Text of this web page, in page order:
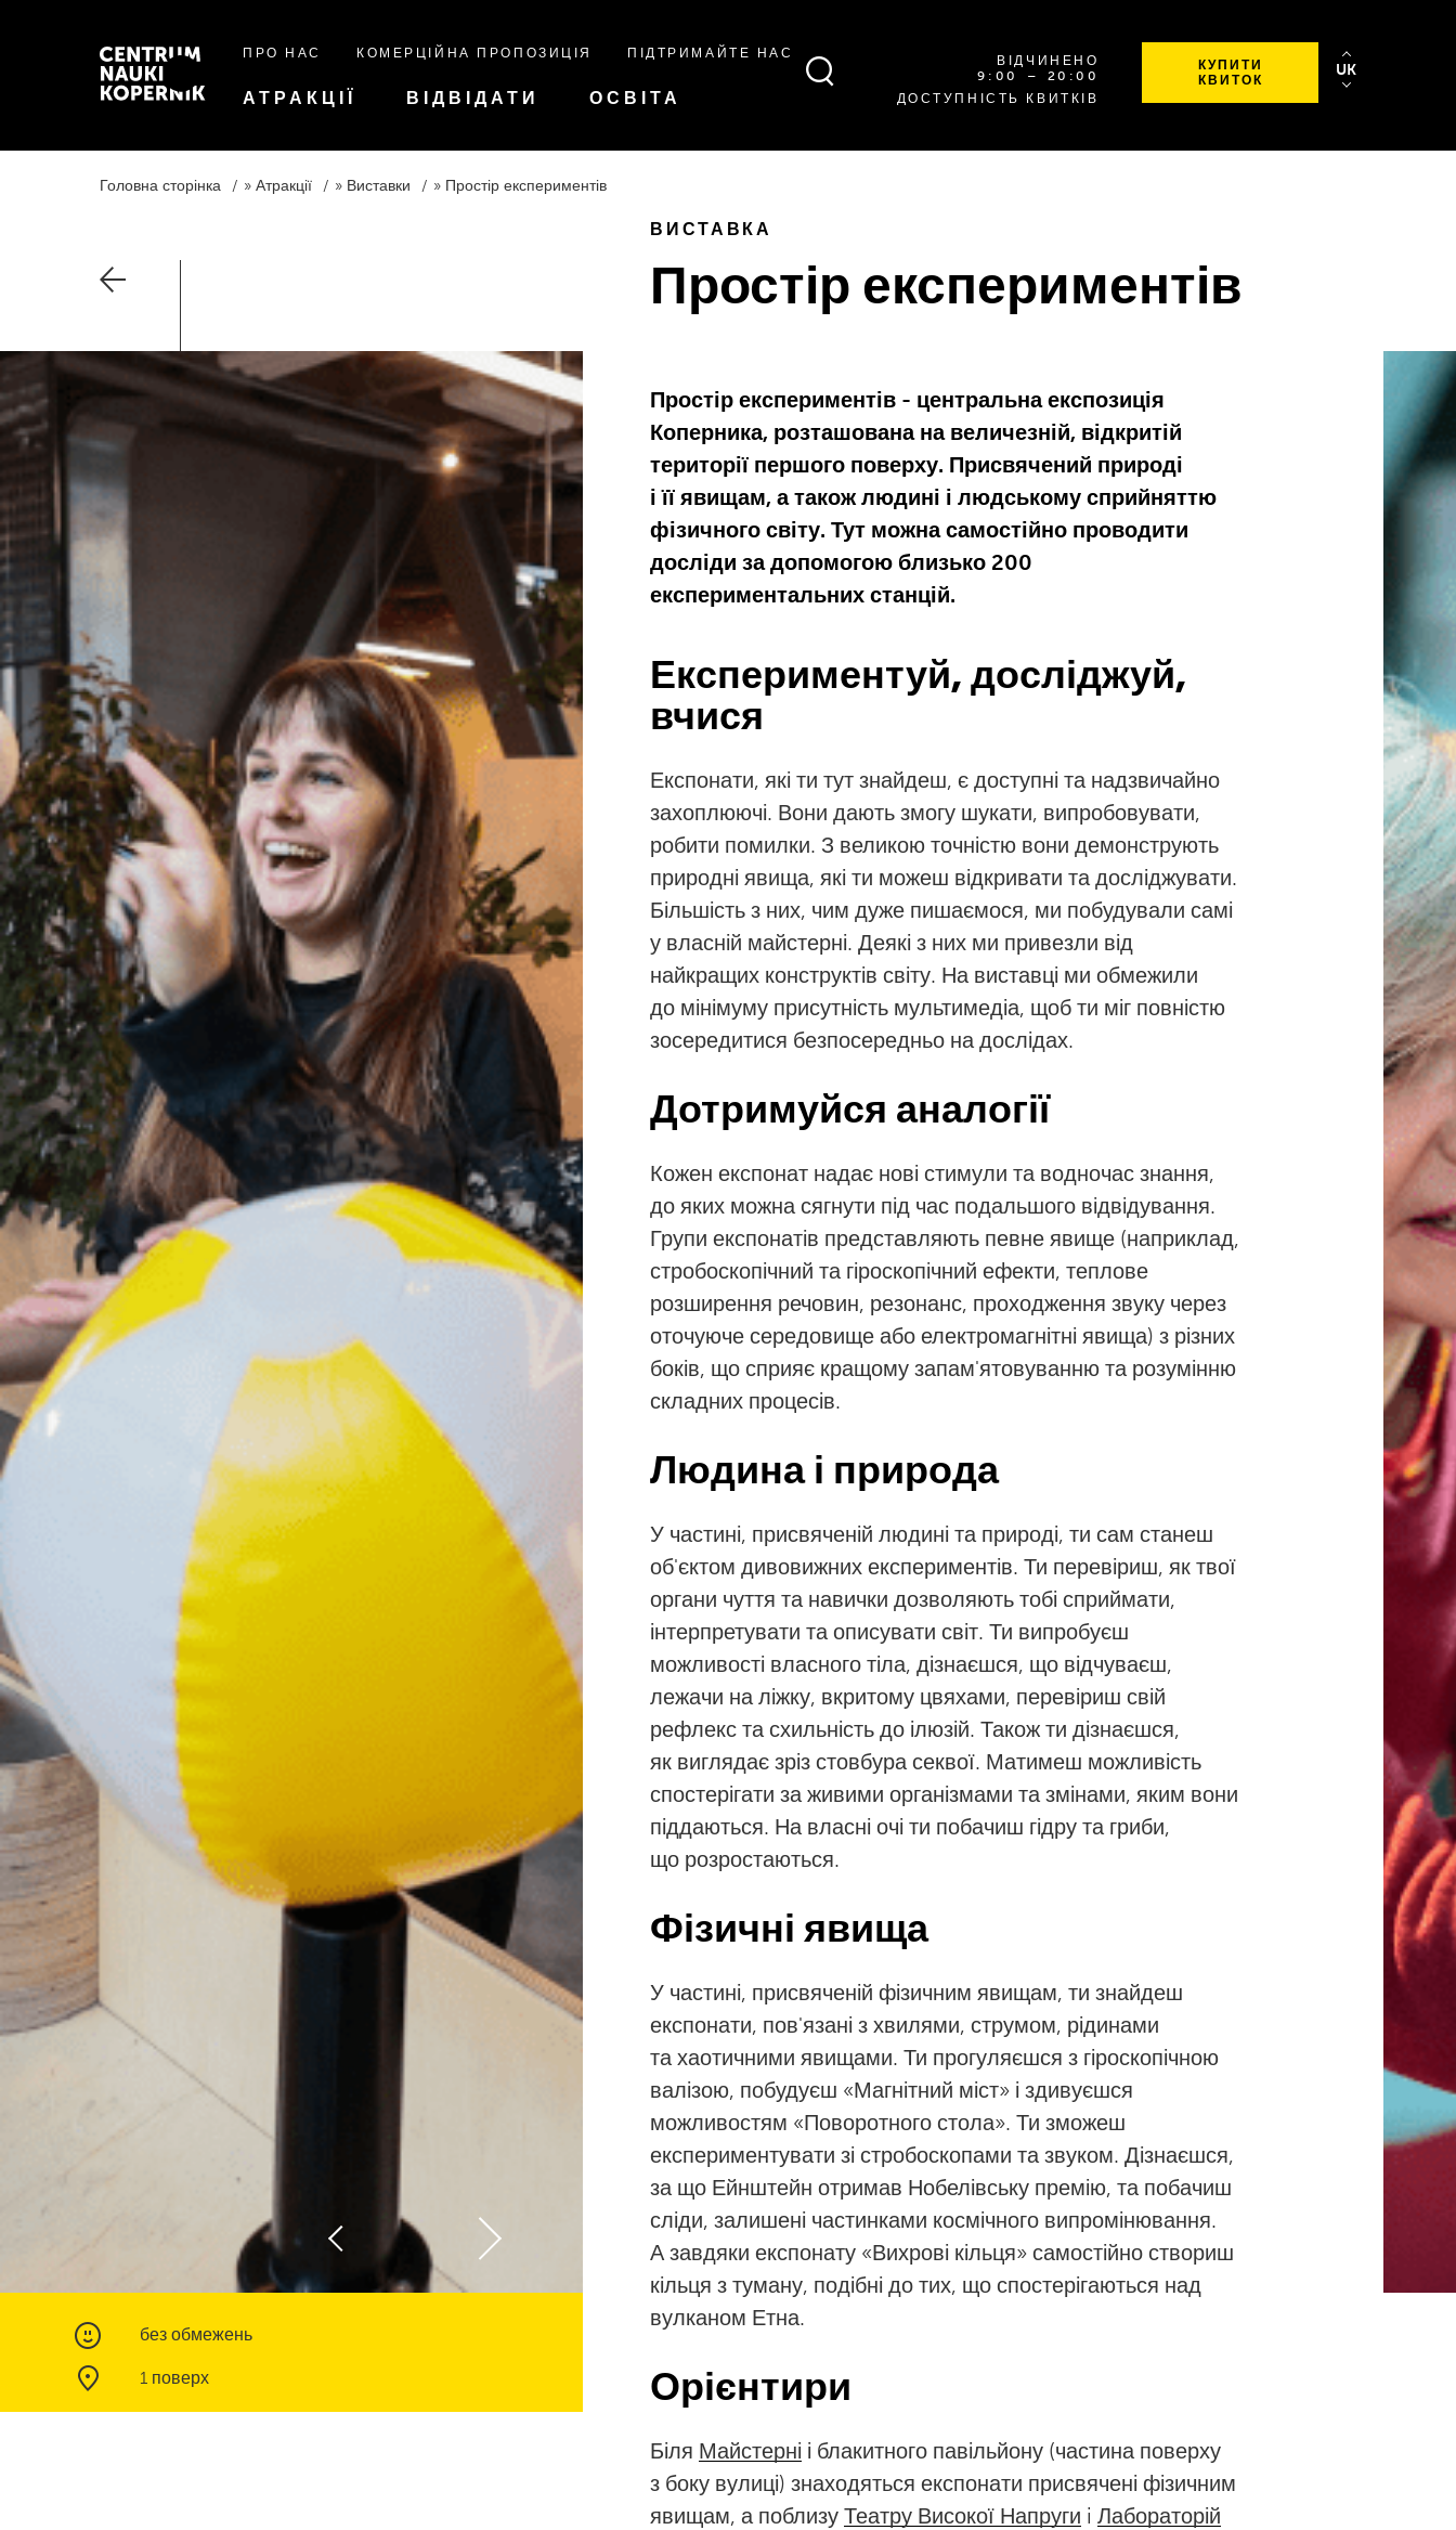
UK
ПРО НАС КОМЕРЦІЙНА ПРОПОЗИЦІЯ ПІДТРИМАЙТЕ НАС
АТРАКЦІЇ ВІДВІДАТИ ОСВІТА
ВІДЧИНЕНО
9 :00 ⁠–⁠ 20 :00
SZCZEGÓŁOWE
GODZINY
ДОСТУПНІСТЬ КВИТКІВ
КУПИТИ
КВИТОК
Головна сторінка Атракції Виставки Простір експериментів
без обмежень
1 поверх
ВИСТАВКА
Простір експериментів
Простір експериментів - центральна експозиція
Коперника, розташована на величезній, відкритій
території першого поверху. Присвячений природі
і її явищам, а також людині і людському сприйняттю
фізичного світу. Тут можна самостійно проводити
досліди за допомогою близько 200
експериментальних станцій.
Експериментуй, досліджуй,
вчися
Експонати, які ти тут знайдеш, є доступні та надзвичайно
захоплюючі. Вони дають змогу шукати, випробовувати,
робити помилки. З великою точністю вони демонструють
природні явища, які ти можеш відкривати та досліджувати.
Більшість з них, чим дуже пишаємося, ми побудували самі
у власній майстерні. Деякі з них ми привезли від
найкращих конструктів світу. На виставці ми обмежили
до мінімуму присутність мультимедіа, щоб ти міг повністю
зосередитися безпосередньо на дослідах.
Дотримуйся аналогії
Кожен експонат надає нові стимули та водночас знання,
до яких можна сягнути під час подальшого відвідування.
Групи експонатів представляють певне явище (наприклад,
стробоскопічний та гіроскопічний ефекти, теплове
розширення речовин, резонанс, проходження звуку через
оточуюче середовище або електромагнітні явища) з різних
боків, що сприяє кращому запам'ятовуванню та розумінню
складних процесів.
Людина і природа
У частині, присвяченій людині та природі, ти сам станеш
об'єктом дивовижних експериментів. Ти перевіриш, як твої
органи чуття та навички дозволяють тобі сприймати,
інтерпретувати та описувати світ. Ти випробуєш
можливості власного тіла, дізнаєшся, що відчуваєш,
лежачи на ліжку, вкритому цвяхами, перевіриш свій
рефлекс та схильність до ілюзій. Також ти дізнаєшся,
як виглядає зріз стовбура секвої. Матимеш можливість
спостерігати за живими організмами та змінами, яким вони
піддаються. На власні очі ти побачиш гідру та гриби,
що розростаються.
Фізичні явища
У частині, присвяченій фізичним явищам, ти знайдеш
експонати, пов'язані з хвилями, струмом, рідинами
та хаотичними явищами. Ти прогуляєшся з гіроскопічною
валізою, побудуєш «Магнітний міст» і здивуєшся
можливостям «Поворотного стола». Ти зможеш
експериментувати зі стробоскопами та звуком. Дізнаєшся,
за що Ейнштейн отримав Нобелівську премію, та побачиш
сліди, залишені частинками космічного випромінювання.
А завдяки експонату «Вихрові кільця» самостійно створиш
кільця з туману, подібні до тих, що спостерігаються над
вулканом Етна.
Орієнтири
Біля Майстерні і блакитного павільйону (частина поверху
з боку вулиці) знаходяться експонати присвячені фізичним
явищам, а поблизуТеатру Високої Напруги iЛабораторій